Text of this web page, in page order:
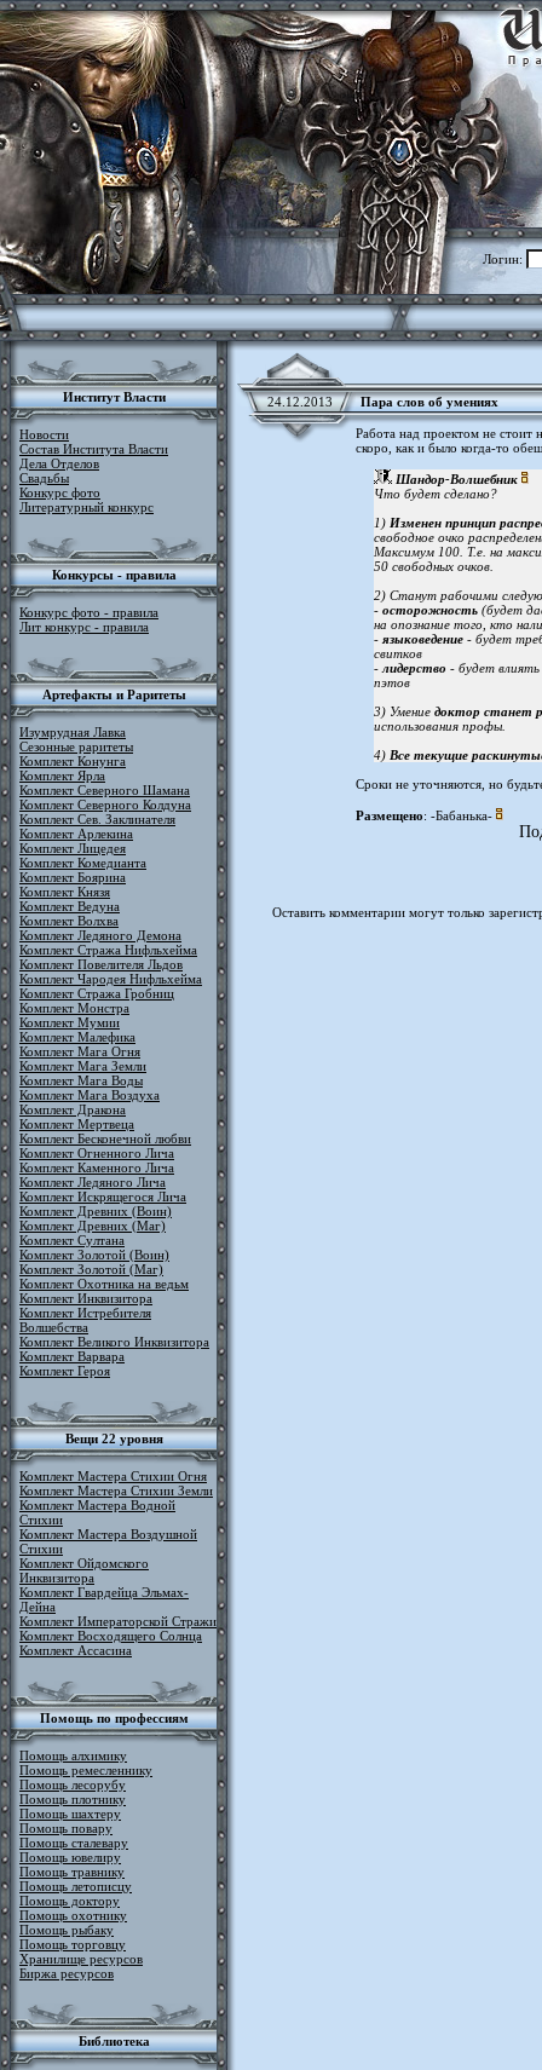
Логин:
Институт Власти
Новости
Состав Института Власти
Дела Отделов
Свадьбы
Конкурс фото
Литературный конкурс
Конкурсы - правила
Конкурс фото - правила
Лит конкурс - правила
Артефакты и Раритеты
Изумрудная Лавка
Сезонные раритеты
Комплект Конунга
Комплект Ярла
Комплект Северного Шамана
Комплект Северного Колдуна
Комплект Сев. Заклинателя
Комплект Арлекина
Комплект Лицедея
Комплект Комедианта
Комплект Боярина
Комплект Князя
Комплект Ведуна
Комплект Волхва
Комплект Ледяного Демона
Комплект Стража Нифльхейма
Комплект Повелителя Льдов
Комплект Чародея Нифльхейма
Комплект Стража Гробниц
Комплект Монстра
Комплект Мумии
Комплект Малефика
Комплект Мага Огня
Комплект Мага Земли
Комплект Мага Воды
Комплект Мага Воздуха
Комплект Дракона
Комплект Мертвеца
Комплект Бесконечной любви
Комплект Огненного Лича
Комплект Каменного Лича
Комплект Ледяного Лича
Комплект Искрящегося Лича
Комплект Древних (Воин)
Комплект Древних (Маг)
Комплект Султана
Комплект Золотой (Воин)
Комплект Золотой (Маг)
Комплект Охотника на ведьм
Комплект Инквизитора
Комплект Истребителя
Волшебства
Комплект Великого Инквизитора
Комплект Варвара
Комплект Героя
Вещи 22 уровня
Комплект Мастера Стихии Огня
Комплект Мастера Стихии Земли
Комплект Мастера Водной
Стихии
Комплект Мастера Воздушной
Стихии
Комплект Ойдомского
Инквизитора
Комплект Гвардейца Эльмах-
Дейна
Комплект Императорской Стражи
Комплект Восходящего Солнца
Комплект Ассасина
Помощь по профессиям
Помощь алхимику
Помощь ремесленнику
Помощь лесорубу
Помощь плотнику
Помощь шахтеру
Помощь повару
Помощь сталевару
Помощь ювелиру
Помощь травнику
Помощь летописцу
Помощь доктору
Помощь охотнику
Помощь рыбаку
Помощь торговцу
Хранилище ресурсов
Биржа ресурсов
Библиотека
24.12.2013 Пара слов об умениях
Работа над проектом не стоит
скоро, как и было когда-то
Шандор-Волшебник
Что будет сделано?
1) Изменен принцип
свободное очко
Максимум 100. Т.е. на
50 свободных очков.
2) Станут рабочими
- осторожность (будет
на опознание того, кто
- языковедение - будет
свитков
- лидерство - будет влиять
пэтов
3) Умение доктор станет
использования профы.
4) Все текущие
Сроки не уточняются, но
Размещено: -Бабанька-
Оставить комментарии могут только